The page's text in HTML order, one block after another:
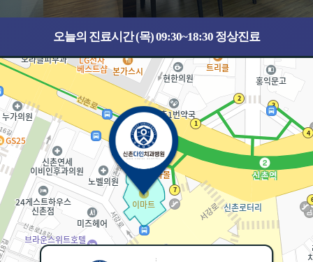
오늘의 진료시간 (목) 09:30~18:30 정상진료